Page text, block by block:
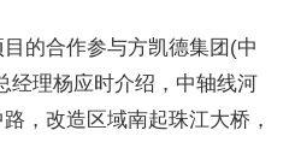
的合作参与方凯德集团(中
经理杨应时介绍，中轴线河
，改造区域南起珠江大桥，